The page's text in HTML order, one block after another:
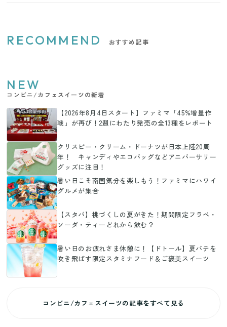
RECOMMEND おすすめ記事
NEW
コンビニ/カフェスイーツの新着
【2026年8月4日スタート】ファミマ「45%増量作
戦」が再び！2週にわたり発売の全13種をレポート
クリスピー・クリーム・ドーナツが日本上陸20周
年！ キャンディやエコバッグなどアニバーサリー
グッズに注目！
暑い日こそ南国気分を楽しもう！ファミマにハワイ
グルメが集合
【スタバ】桃づくしの夏がきた！期間限定フラペ・
ソーダ・ティーどれから飲む？
暑い日のお疲れさま休憩に！【ドトール】夏バテを
吹き飛ばす限定スタミナフード＆ご褒美スイーツ
コンビニ/カフェスイーツの記事をすべて見る